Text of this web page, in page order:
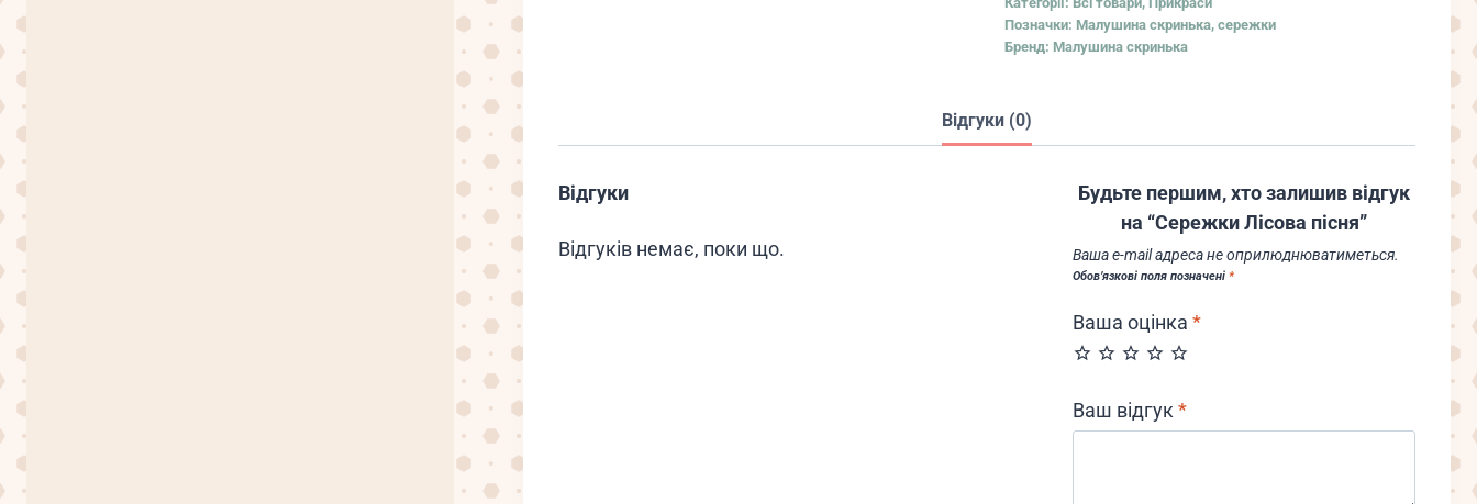
Позначки: Малушина скринька, сережки
Бренд: Малушина скринька
Відгуки (0)
Відгуки
Відгуків немає, поки що.
Будьте першим, хто залишив відгук
на “Сережки Лісова пісня”
Ваша e-mail адреса не оприлюднюватиметься.
Обов’язкові поля позначені *
Ваша оцінка *
Ваш відгук *